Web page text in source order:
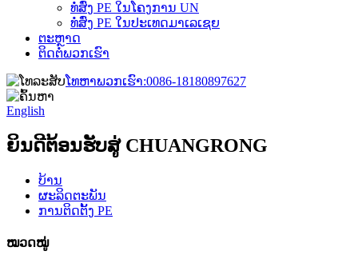
ທໍ່ສົ່ງ PE ໃນໂຄງການ UN
ທໍ່ສົ່ງ PE ໃນປະເທດມາເລເຊຍ
ຕະຫຼາດ
ຕິດຕໍ່ພວກເຮົາ
ໂທຫາພວກເຮົາ:0086-18180897627
English
ຍິນດີຕ້ອນຮັບສູ່ CHUANGRONG
ບ້ານ
ຜະລິດຕະພັນ
ການຕິດຕັ້ງ PE
ໝວດໝູ່